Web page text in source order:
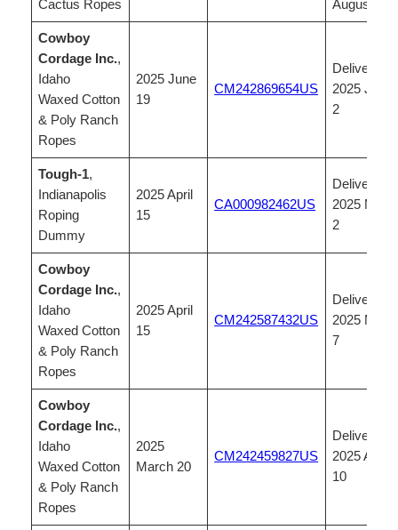
Cactus Ropes
August 15
Cowboy
Cordage Inc.,
Idaho
Waxed Cotton
& Poly Ranch
Ropes
2025 June
19
CM242869654US
Delivered,
2025 July
2
Tough-1,
Indianapolis
Roping
Dummy
2025 April
15
CA000982462US
Delivered,
2025 May
2
Cowboy
Cordage Inc.,
Idaho
Waxed Cotton
& Poly Ranch
Ropes
2025 April
15
CM242587432US
Delivered,
2025 May
7
Cowboy
Cordage Inc.,
Idaho
Waxed Cotton
& Poly Ranch
Ropes
2025
March 20
CM242459827US
Delivered,
2025 April
10